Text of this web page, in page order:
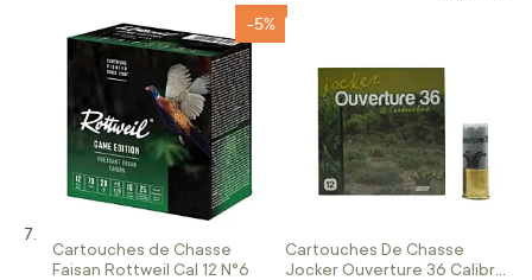
Cartouches de Chasse
Faisan Rottweil Cal 12 N°6
-5%
Cartouches De Chasse
Jocker Ouverture 36 Calibre